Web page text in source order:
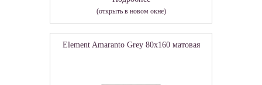
(открыть в новом окне)
Element Amaranto Grey 80х160 матовая